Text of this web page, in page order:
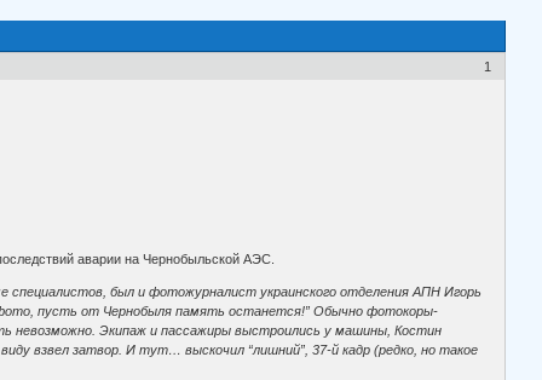
1
аварии на Чернобыльской АЭС.
специалистов, был и фотожурналист украинского отделения АПН Игорь
пусть от Чернобыля память останется!” Обычно фотокоры-
невозможно. Экипаж и пассажиры выстроились у машины, Костин
взвел затвор. И тут… выскочил “лишний”, 37-й кадр (редко, но такое